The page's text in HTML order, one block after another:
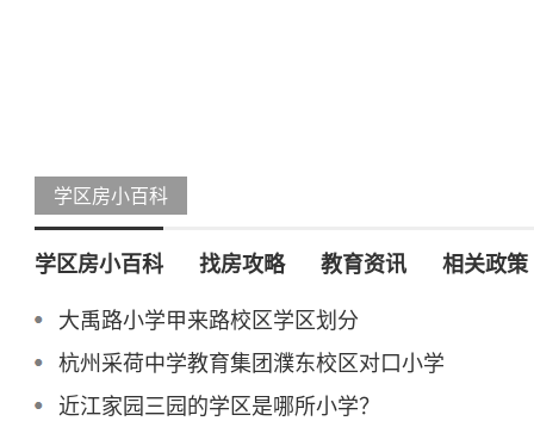
学区房小百科
学区房小百科 找房攻略 教育资讯 相关政策
大禹路小学甲来路校区学区划分
杭州采荷中学教育集团濮东校区对口小学
近江家园三园的学区是哪所小学？